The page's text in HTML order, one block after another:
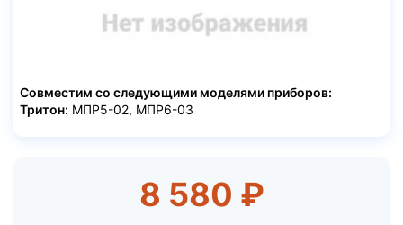
Совместим со следующими моделями приборов:
Тритон: МПР5-02, МПР6-03
8 580 ₽